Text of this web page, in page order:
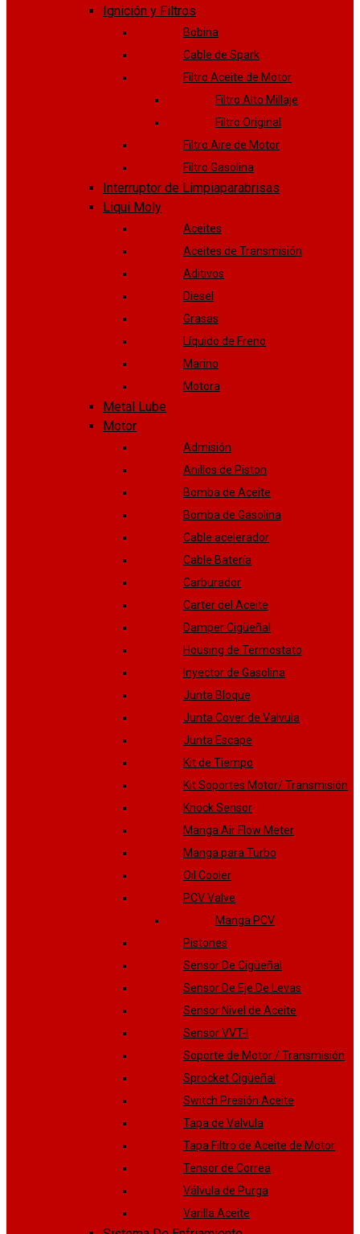
Ignición y Filtros
Bobina
Cable de Spark
Filtro Aceite de Motor
Filtro Alto Millaje
Filtro Original
Filtro Aire de Motor
Filtro Gasolina
Interruptor de Limpiaparabrisas
Liqui Moly
Aceites
Aceites de Transmisión
Aditivos
Diesel
Grasas
Líquido de Freno
Marino
Motora
Metal Lube
Motor
Admisión
Anillos de Piston
Bomba de Aceite
Bomba de Gasolina
Cable acelerador
Cable Batería
Carburador
Carter del Aceite
Damper Cigüeñal
Housing de Termostato
Inyector de Gasolina
Junta Bloque
Junta Cover de Valvula
Junta Escape
Kit de Tiempo
Kit Soportes Motor/ Transmisión
Knock Sensor
Manga Air Flow Meter
Manga para Turbo
Oil Cooler
PCV Valve
Manga PCV
Pistones
Sensor De Cigüeñal
Sensor De Eje De Levas
Sensor Nivel de Aceite
Sensor VVT-I
Soporte de Motor / Transmisión
Sprocket Cigüeñal
Switch Presión Aceite
Tapa de Valvula
Tapa Filtro de Aceite de Motor
Tensor de Correa
Válvula de Purga
Varilla Aceite